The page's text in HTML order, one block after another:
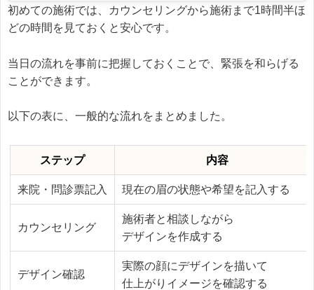
初めての施術では、カウンセリングから施術まで1時間半ほ
どの時間を見ておくと安心です。
当日の流れを事前に把握しておくことで、緊張を和らげる
ことができます。
以下の表に、一般的な流れをまとめました。
ステップ 内容
来院・問診票記入 現在の眉の状態や希望を記入する
カウンセリング
施術者と相談しながら
デザインを作成する
デザイン確認
実際の顔にデザインを描いて
仕上がりイメージを確認する